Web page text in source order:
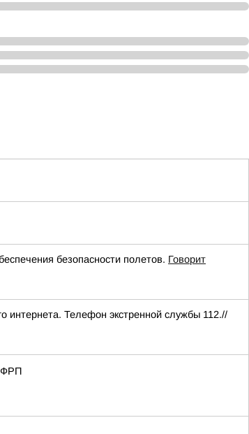
безопасности полетов. Говорит
интернета. Телефон экстренной службы 112.//
ФРП